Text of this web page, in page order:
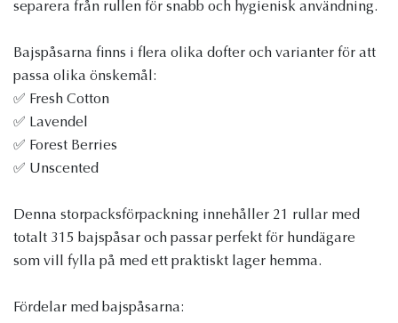
separera från rullen för snabb och hygienisk användning.
Bajspåsarna finns i flera olika dofter och varianter för att
passa olika önskemål:
✅ Fresh Cotton
✅ Lavendel
✅ Forest Berries
✅ Unscented
Denna storpacksförpackning innehåller 21 rullar med
totalt 315 bajspåsar och passar perfekt för hundägare
som vill fylla på med ett praktiskt lager hemma.
Fördelar med bajspåsarna: